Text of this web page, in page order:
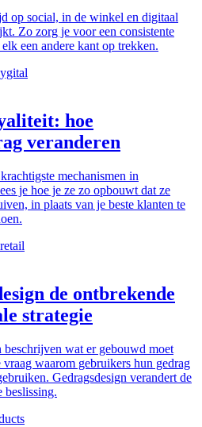
op social, in de winkel en digitaal
Zo zorg je voor een consistente
een andere kant op trekken.
hoe
veranderen
mechanismen in
je hoe je ze zo opbouwt dat ze
in plaats van je beste klanten te
retail
de ontbrekende
strategie
beschrijven wat er gebouwd moet
waarom gebruikers hun gedrag
Gedragsdesign verandert de
beslissing.